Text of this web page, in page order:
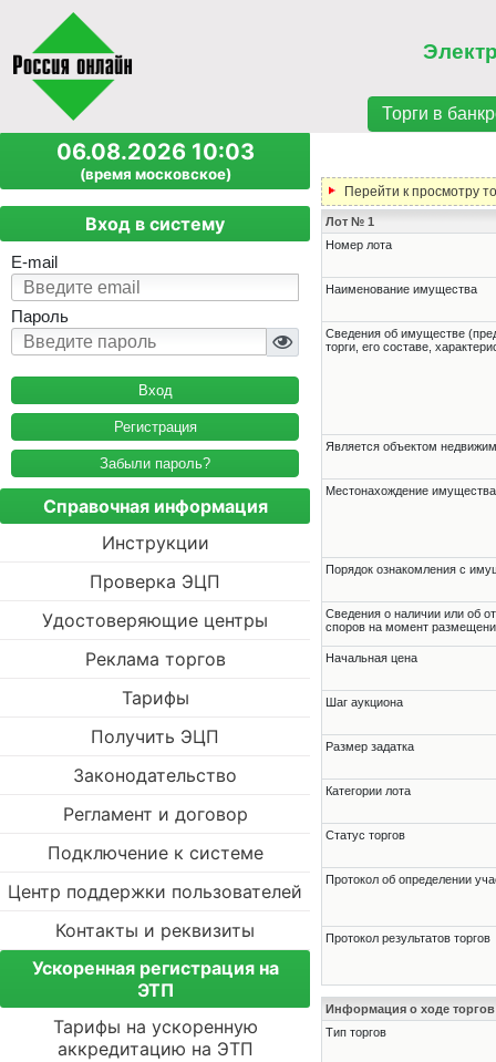
Торги в
06.08.2026 10:03
(время московское)
Вход в систему
E-mail
Пароль
Регистрация
Забыли пароль?
Справочная информация
Инструкции
Проверка ЭЦП
Удостоверяющие центры
Реклама торгов
Тарифы
Получить ЭЦП
Законодательство
Регламент и договор
Подключение к системе
Центр поддержки пользователей
Контакты и реквизиты
Ускоренная регистрация на
ЭТП
Тарифы на ускоренную
аккредитацию на ЭТП
Перейти к просмотру
Лот № 1
Номер лота
Наименование имущества
Cведения об имуществе
торги, его составе,
Является объектом
Местонахождение имущества
Порядок ознакомления с
Cведения о наличии или об
споров на момент
Начальная цена
Шаг аукциона
Размер задатка
Категории лота
Статус торгов
Протокол об определении
Протокол результатов торгов
Информация о ходе торгов
Тип торгов